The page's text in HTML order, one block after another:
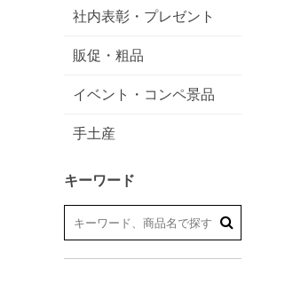
社内表彰・プレゼント
販促・粗品
イベント・コンペ景品
手土産
キーワード